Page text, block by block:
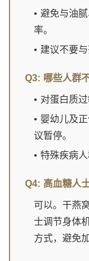
• 避免与油
率。
• 建议不要
Q3: 哪些人群
• 对蛋白质
• 婴幼儿及
议暂停。
• 特殊疾病
Q4: 高血糖人
可以。干燕
士调节身体机
方式，避免